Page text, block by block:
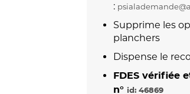
:
Supprime les
planchers
Dispense le
FDES vérifiée
n° id: 46869